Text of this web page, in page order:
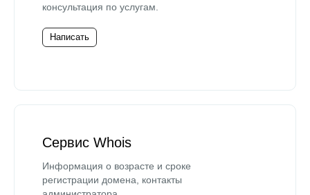
консультация по услугам.
Написать
Сервис Whois
Информация о возрасте и сроке
регистрации домена, контакты